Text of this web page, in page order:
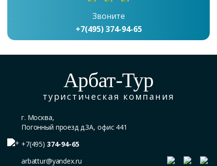
Звоните
+7(495) 374-94-65
Арбат-Тур
туристическая компания
г. Москва,
Погонный проезд д.3А, офис 441
+7(495) 374-94-65
arbattur@yandex.ru